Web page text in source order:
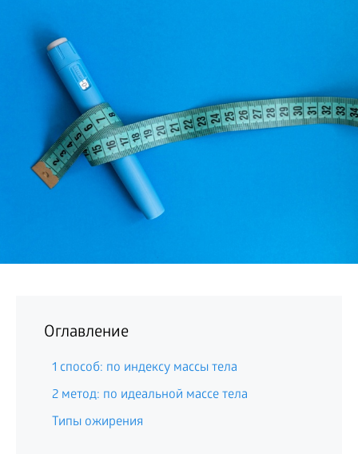
Оглавление
1 способ: по индексу массы тела
2 метод: по идеальной массе тела
Типы ожирения